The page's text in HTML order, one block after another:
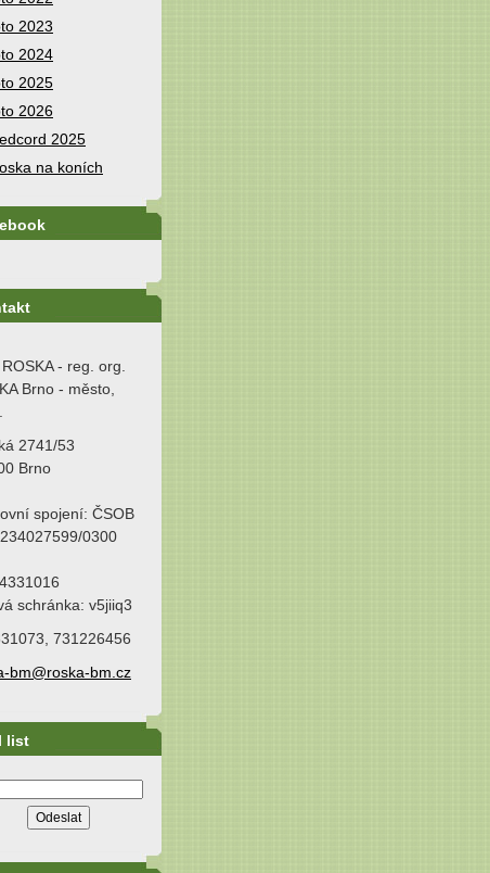
2023
2024
2025
2026
2025
na koních
- reg. org.
Brno - město,
2741/53
Brno
spojení: ČSOB
0300
schránka: v5jiiq3
731226456
bm@roska-bm.cz
list